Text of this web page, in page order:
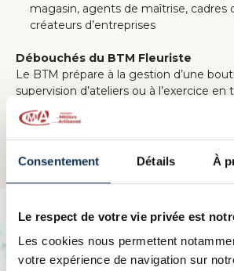
Consentement Détails À
Le respect de votre vie privée est
Les cookies nous permettent
votre expérience de navigation sur
magasin, agents de maîtrise, cadres
créateurs d’entreprises
Débouchés du BTM Fleuriste
Le BTM prépare à la gestion d’une
supervision d’ateliers ou à l’exercice en
responsable chez des fleuristes haut
événementielles, grandes enseignes
à l’international. Il représente un
de management ou la création